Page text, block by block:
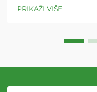
PRIKAŽI VIŠE